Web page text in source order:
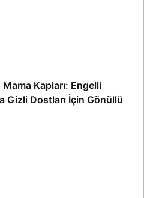
Mama Kapları: Engelli
Gizli Dostları İçin Gönüllü